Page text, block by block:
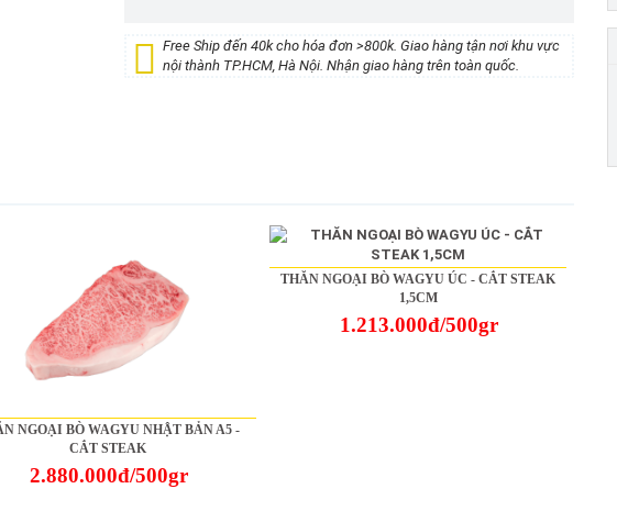
Free Ship đến 40k cho hóa đơn >800k. Giao hàng tận nơi khu vực
nội thành TP.HCM, Hà Nội. Nhận giao hàng trên toàn quốc.
NGOẠI BÒ WAGYU NHẬT BẢN A5 -
CẮT STEAK
2.880.000đ/500gr
THĂN NGOẠI BÒ WAGYU ÚC - CẮT STEAK
1,5CM
1.213.000đ/500gr